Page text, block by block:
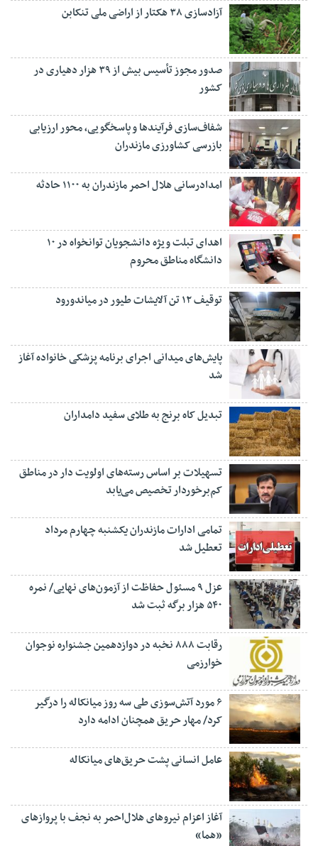
آزادسازی ۳۸ هکتار از اراضی ملی تنکابن
صدور مجوز تأسیس بیش از ۳۹ هزار دهیاری در
کشور
شفاف‌سازی فرآیند‌ها و پاسخگویی، محور ارزیابی
بازرسی کشاورزی مازندران
امدادرسانی هلال احمر مازندران به ۱۱۰۰ حادثه
اهدای تبلت ویژه دانشجویان توانخواه در ۱۰
دانشگاه مناطق محروم
توقیف ۱۲ تن آلایشات طیور در میاندورود
پایش‌های میدانی اجرای برنامه پزشکی خانواده آغاز
شد
تبدیل کاه برنج به طلای سفید دامداران
تسهیلات بر اساس رسته‌های اولویت دار در مناطق
کم‌برخوردار تخصیص می‌یابد
تمامی ادارات مازندران یکشنبه چهارم مرداد
تعطیل شد
عزل ۹ مسئول حفاظت از آزمون‌های نهایی/ نمره
۵۴۰ هزار برگه ثبت شد
رقابت ۸۸۸ نخبه در دوازدهمین جشنواره نوجوان
خوارزمی
۶ مورد آتش‌سوزی طی سه روز میانکاله را درگیر
کرد/ مهار حریق همچنان ادامه دارد
عامل انسانی پشت حریق‌های میانکاله
آغاز اعزام نیروهای هلال‌احمر به نجف با پروازهای
«هما»